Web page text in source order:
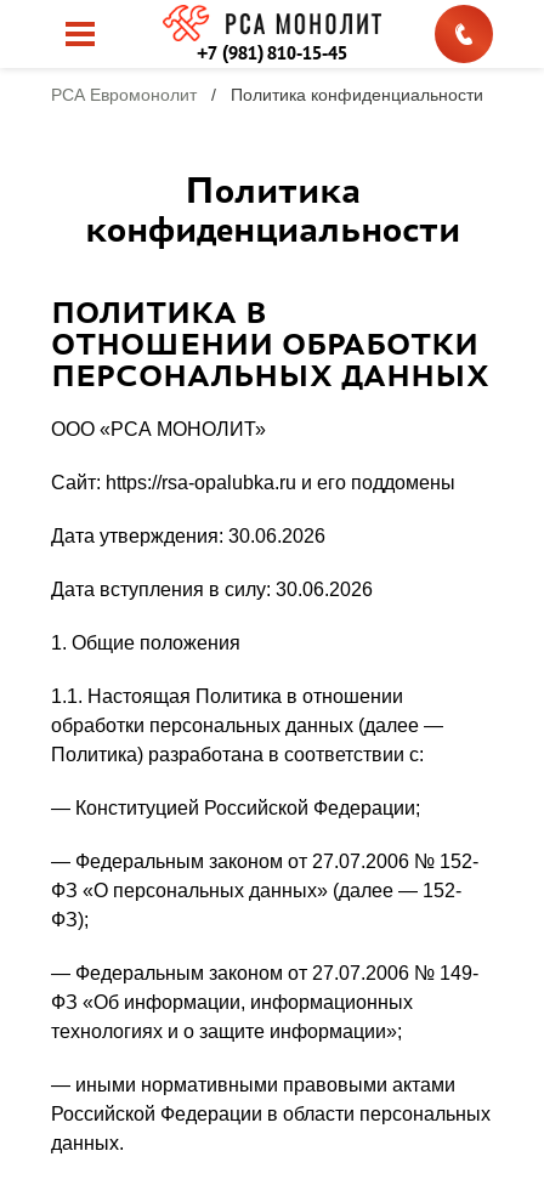
+7 (981) 810-15-45
РСА Евромонолит / Политика конфиденциальности
Политика
конфиденциальности
ПОЛИТИКА В
ОТНОШЕНИИ ОБРАБОТКИ
ПЕРСОНАЛЬНЫХ ДАННЫХ
ООО «РСА МОНОЛИТ»
Сайт: https://rsa-opalubka.ru и его поддомены
Дата утверждения: 30.06.2026
Дата вступления в силу: 30.06.2026
1. Общие положения
1.1. Настоящая Политика в отношении
обработки персональных данных (далее —
Политика) разработана в соответствии с:
— Конституцией Российской Федерации;
— Федеральным законом от 27.07.2006 № 152-
ФЗ «О персональных данных» (далее — 152-
ФЗ);
— Федеральным законом от 27.07.2006 № 149-
ФЗ «Об информации, информационных
технологиях и о защите информации»;
— иными нормативными правовыми актами
Российской Федерации в области персональных
данных.